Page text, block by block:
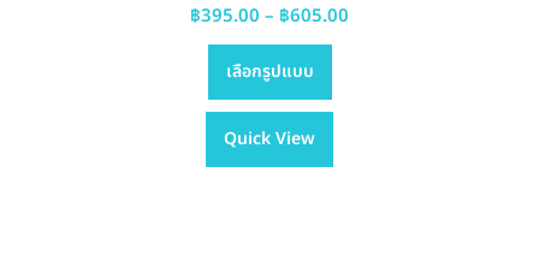
฿395.00 – ฿605.00
เลือกรูปแบบ
This
has
variants.
Quick View